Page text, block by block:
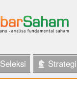
Seleksi Strategi